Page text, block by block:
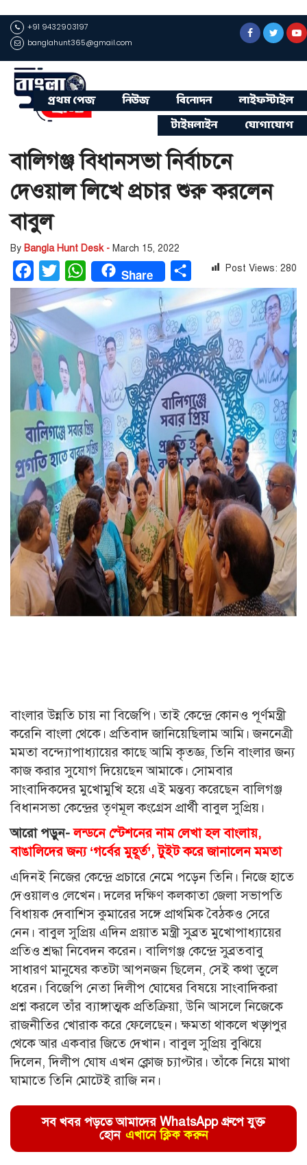
+91 9432903197
banglahunt365@gmail.com
প্রথম পেজ নিউজ বিনোদন
লাইফস্টাইল
টাইমলাইন
যোগাযোগ
বালিগঞ্জ বিধানসভা নির্বাচনে
দেওয়াল লিখে প্রচার শুরু করলেন
বাবুল
By Bangla Hunt Desk - March 15, 2022
Facebook
Twitter WhatsAppShare Share Post Views: 280
বাংলার উন্নতি চায় না বিজেপি। তাই কেন্দ্রে কোনও পূর্ণমন্ত্রী
করেনি বাংলা থেকে। প্রতিবাদ জানিয়েছিলাম আমি। জননেত্রী
মমতা বন্দ্যোপাধ্যায়ের কাছে আমি কৃতজ্ঞ, তিনি বাংলার জন্য
কাজ করার সুযোগ দিয়েছেন আমাকে। সোমবার
সাংবাদিকদের মুখোমুখি হয়ে এই মন্তব্য করেছেন বালিগঞ্জ
বিধানসভা কেন্দ্রের তৃণমূল কংগ্রেস প্রার্থী বাবুল সুপ্রিয়।
আরো পড়ুন- লন্ডনে স্টেশনের নাম লেখা হল বাংলায়,
বাঙালিদের জন্য ‘গর্বের মুহূর্ত’, টুইট করে জানালেন মমতা
এদিনই নিজের কেন্দ্রে প্রচারে নেমে পড়েন তিনি। নিজে হাতে
দেওয়ালও লেখেন। দলের দক্ষিণ কলকাতা জেলা সভাপতি
বিধায়ক দেবাশিস কুমারের সঙ্গে প্রাথমিক বৈঠকও সেরে
নেন। বাবুল সুপ্রিয় এদিন প্রয়াত মন্ত্রী সুব্রত মুখোপাধ্যায়ের
প্রতিও শ্রদ্ধা নিবেদন করেন। বালিগঞ্জ কেন্দ্রে সুব্রতবাবু
সাধারণ মানুষের কতটা আপনজন ছিলেন, সেই কথা তুলে
ধরেন। বিজেপি নেতা দিলীপ ঘোষের বিষয়ে সাংবাদিকরা
প্রশ্ন করলে তাঁর ব্যাঙ্গাত্মক প্রতিক্রিয়া, উনি আসলে নিজেকে
রাজনীতির খোরাক করে ফেলেছেন। ক্ষমতা থাকলে খড়্গপুর
থেকে আর একবার জিতে দেখান। বাবুল সুপ্রিয় বুঝিয়ে
দিলেন, দিলীপ ঘোষ এখন ক্লোজ চ্যাপ্টার। তাঁকে নিয়ে মাথা
ঘামাতে তিনি মোটেই রাজি নন।
সব খবর পড়তে আমাদের WhatsApp গ্রুপে যুক্ত
হোন এখানে ক্লিক করুন